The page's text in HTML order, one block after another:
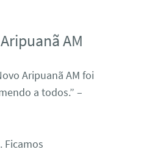
AM
Aripuanã AM foi
a todos.” –
Ficamos